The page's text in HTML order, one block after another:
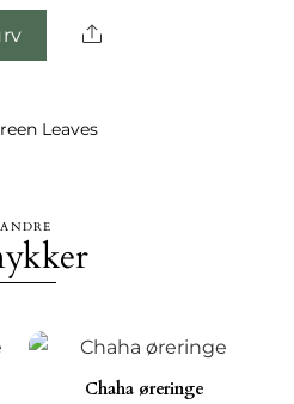
Share
Leaves
ANDRE
Chaha øreringe